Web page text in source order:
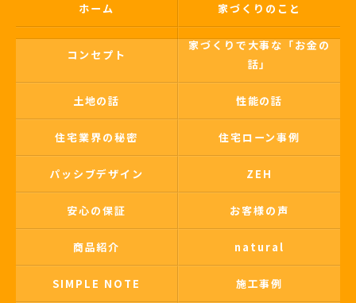
ホーム 家づくりのこと
コンセプト
家づくりで大事な「お金の
話」
土地の話 性能の話
住宅業界の秘密 住宅ローン事例
パッシブデザイン ZEH
安心の保証 お客様の声
商品紹介 natural
SIMPLE NOTE 施工事例